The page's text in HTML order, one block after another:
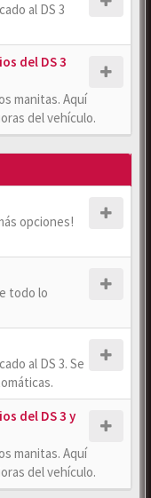
al DS 3
del DS 3
manitas. Aquí
del vehículo.
opciones!
todo lo
al DS 3. Se
del DS 3 y
manitas. Aquí
del vehículo.